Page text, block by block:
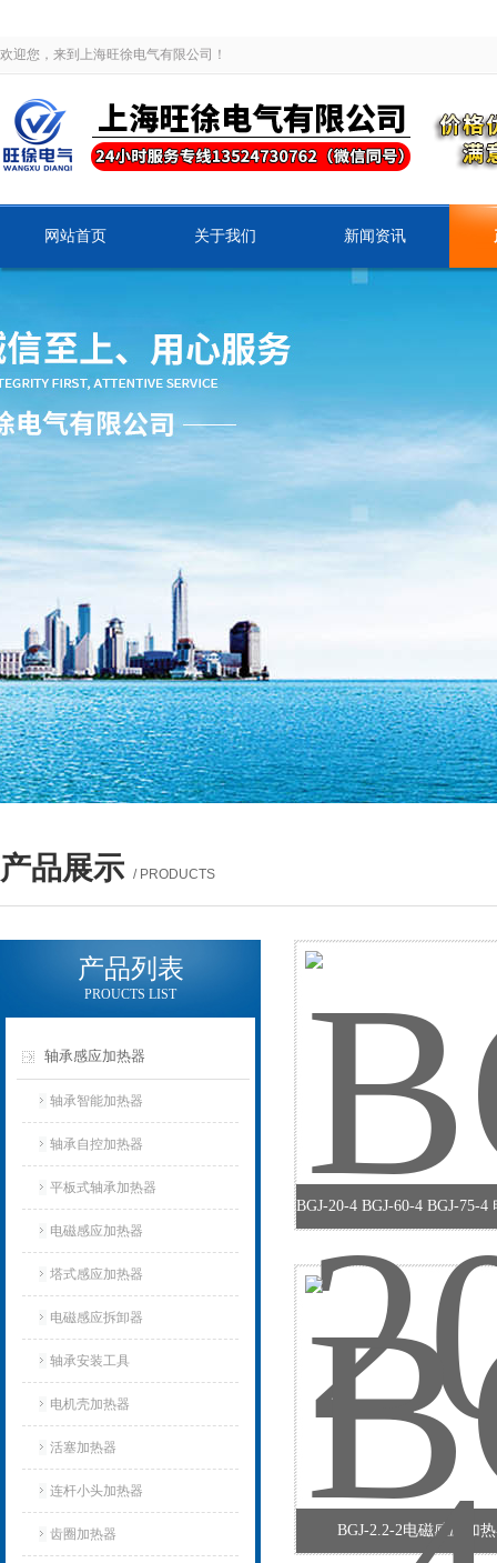
欢迎您，来到上海旺徐电气有限公司！
网站首页 关于我们 新闻资讯
产品展示 / PRODUCTS
产品列表
PROUCTS LIST
轴承感应加热器
轴承智能加热器
轴承自控加热器
平板式轴承加热器
电磁感应加热器
塔式感应加热器
电磁感应拆卸器
轴承安装工具
电机壳加热器
活塞加热器
连杆小头加热器
齿圈加热器 BGJ-2.2-2电磁感应加